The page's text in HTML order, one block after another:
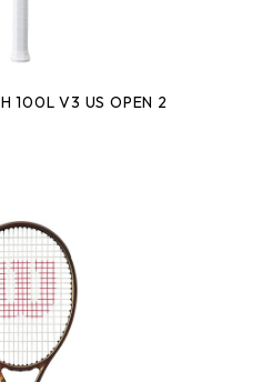
100L V3 US OPEN 2